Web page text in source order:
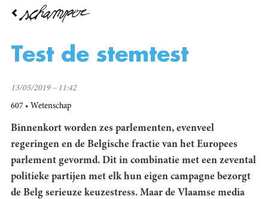
Overslaan
inhoudTest de stemtest
13/05/2019 – 11:42
607 Wetenschap
Binnenkort worden zes parlementen, evenveel
regeringen en de Belgische fractie van het Europees
parlement gevormd. Dit in combinatie met een zevental
politieke partijen met elk hun eigen campagne bezorgt
de Belg serieuze keuzestress. Maar de Vlaamse media